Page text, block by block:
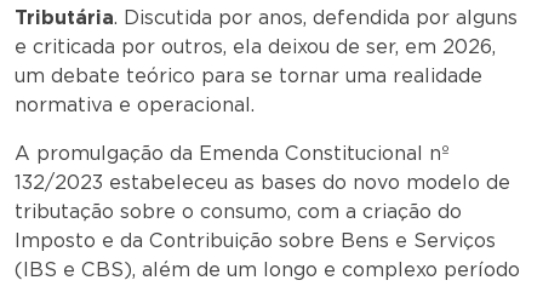
Tributária. Discutida por anos, defendida por alguns
e criticada por outros, ela deixou de ser, em 2026,
um debate teórico para se tornar uma realidade
normativa e operacional.
A promulgação da Emenda Constitucional nº
132/2023 estabeleceu as bases do novo modelo de
tributação sobre o consumo, com a criação do
Imposto e da Contribuição sobre Bens e Serviços
(IBS e CBS), além de um longo e complexo período